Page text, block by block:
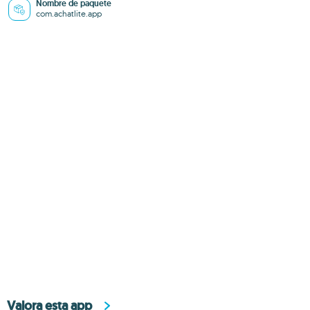
Nombre de paquete
com.achatlite.app
Valora esta app